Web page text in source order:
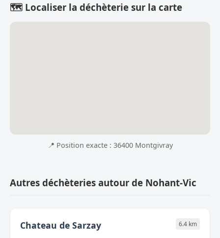
🗺️ Localiser la déchèterie sur la carte
📍 Position exacte : 36400 Montgivray
Autres déchèteries autour de Nohant-Vic
Chateau de Sarzay 6.4 km